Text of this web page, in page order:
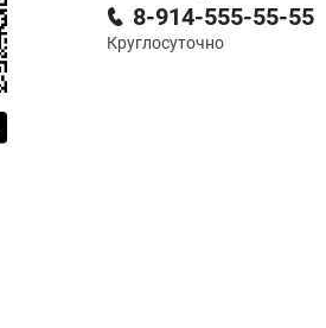
8-914-555-55-55
Круглосуточно